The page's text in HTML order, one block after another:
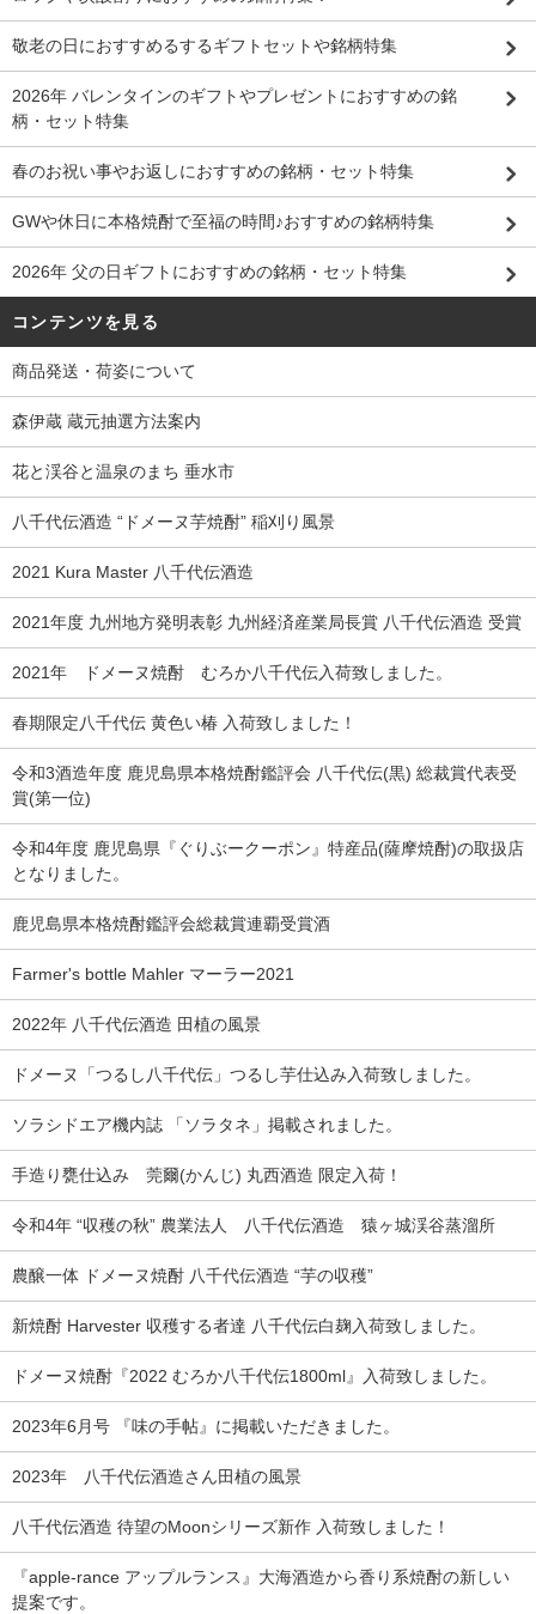
敬老の日におすすめるするギフトセットや銘柄特集
2026年 バレンタインのギフトやプレゼントにおすすめの銘
柄・セット特集
春のお祝い事やお返しにおすすめの銘柄・セット特集
GWや休日に本格焼酎で至福の時間♪おすすめの銘柄特集
2026年 父の日ギフトにおすすめの銘柄・セット特集
コンテンツを見る
商品発送・荷姿について
森伊蔵 蔵元抽選方法案内
花と渓谷と温泉のまち 垂水市
八千代伝酒造 “ドメーヌ芋焼酎” 稲刈り風景
2021 Kura Master 八千代伝酒造
2021年度 九州地方発明表彰 九州経済産業局長賞 八千代伝酒造 受賞
2021年 ドメーヌ焼酎 むろか八千代伝入荷致しました。
春期限定八千代伝 黄色い椿 入荷致しました！
令和3酒造年度 鹿児島県本格焼酎鑑評会 八千代伝(黒) 総裁賞代表受
賞(第一位)
令和4年度 鹿児島県『ぐりぶークーポン』特産品(薩摩焼酎)の取扱店
となりました。
鹿児島県本格焼酎鑑評会総裁賞連覇受賞酒
Farmer's bottle Mahler マーラー2021
2022年 八千代伝酒造 田植の風景
ドメーヌ「つるし八千代伝」つるし芋仕込み入荷致しました。
ソラシドエア機内誌 「ソラタネ」掲載されました。
手造り甕仕込み 莞爾(かんじ) 丸西酒造 限定入荷！
令和4年 “収穫の秋” 農業法人 八千代伝酒造 猿ヶ城渓谷蒸溜所
農醸一体 ドメーヌ焼酎 八千代伝酒造 “芋の収穫”
新焼酎 Harvester 収穫する者達 八千代伝白麹入荷致しました。
ドメーヌ焼酎『2022 むろか八千代伝1800ml』入荷致しました。
2023年6月号 『味の手帖』に掲載いただきました。
2023年 八千代伝酒造さん田植の風景
八千代伝酒造 待望のMoonシリーズ新作 入荷致しました！
『apple-rance アップルランス』大海酒造から香り系焼酎の新しい
提案です。